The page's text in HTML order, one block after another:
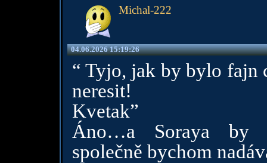
Michal-222
04.06.2026 15:19:26
“ Tyjo, jak by bylo fajn
neresit!
Kvetak”
Áno…a Soraya by
společně bychom